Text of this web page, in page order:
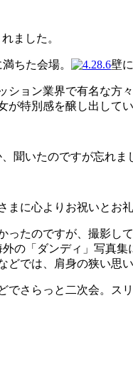
ました。
ちた会場。 壁
ョン業界で有名な方
特別感を醸し出して
聞いたのですが忘れ
に心よりお祝いとお礼
たのですが、撮影
の「ダンディ」写真
では、肩身の狭い思
さらっと二次会。